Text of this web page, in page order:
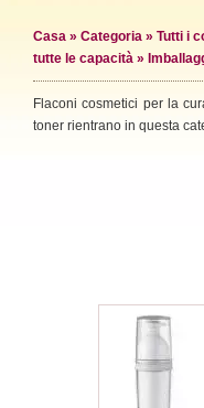
Casa » Categoria » Tutti i
tutte le capacità »
Flaconi cosmetici per la
toner rientrano in questa